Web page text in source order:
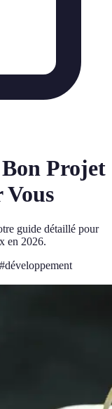
Projet
Vous
guide détaillé pour
en 2026.
#développement